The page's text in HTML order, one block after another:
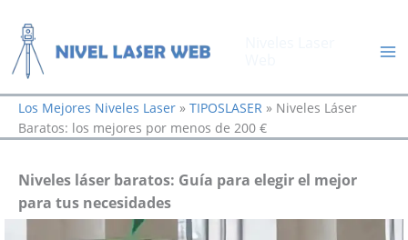
contenido
Los Mejores Niveles Laser » TIPOSLASER » Niveles Láser
Baratos: los mejores por menos de 200 €
Niveles láser baratos: Guía para elegir el mejor
para tus necesidades